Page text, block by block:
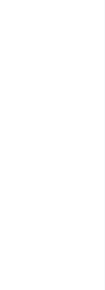
suddetto
“Verbale
dal punto
di
almeno
IV